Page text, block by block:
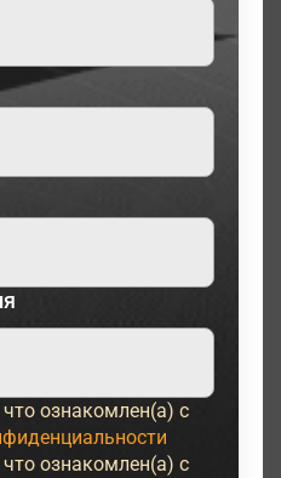
ознакомлен(а) с
ознакомлен(а) с